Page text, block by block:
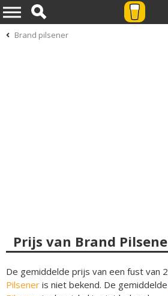
Brand pilsener
Prijs van Brand
De gemiddelde prijs van een fust van
Pilsener is niet bekend. De gemiddelde